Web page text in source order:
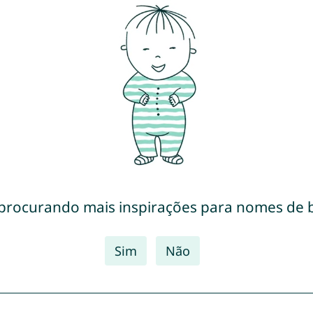
mais inspirações para nomes de
Sim Não